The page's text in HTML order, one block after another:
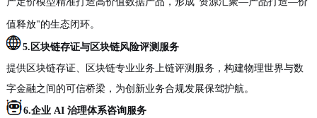
值释放"的生态闭环。
5.区块链存证与区块链风险评测 服务
提供区块链存证、区块链专业业务上链评测服务，构建物理世界与数
字金融之间的可信桥梁，为创新业务合规发展保驾护航。
6.企业 AI 治理体系咨询服务